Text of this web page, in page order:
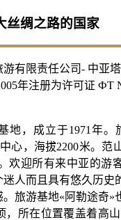
丝绸之路的国家
游有限责任公司- 中亚
年注册为许可证 ФТ
地，成立于1971年。
心，海拔2200米。范
欢迎所有来中亚的游
人而且具有悠久历史
旅游基地«阿勒途奇»
，所在位置覆盖着高